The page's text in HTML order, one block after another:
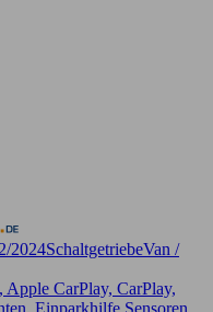
2024SchaltgetriebeVan /
CarPlay, CarPlay,